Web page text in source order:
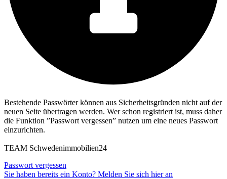
Bestehende Passwörter können aus Sicherheitsgründen nicht auf der
neuen Seite übertragen werden. Wer schon registriert ist, muss daher
die Funktion ”Passwort vergessen” nutzen um eine neues Passwort
einzurichten.
TEAM Schwedenimmobilien24
Passwort vergessen
Sie haben bereits ein Konto? Melden Sie sich hier an